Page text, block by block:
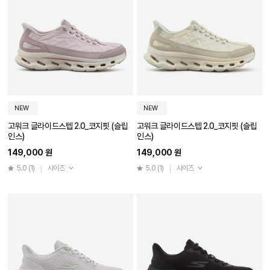
NEW
고워크 글라이드스텝 2.0_코지핏 (슬립
인스)
149,000 원
5.0 (1) 사이즈
NEW
고워크 글라이드스텝 2.0_코지핏 (슬립
인스)
149,000 원
5.0 (1) 사이즈